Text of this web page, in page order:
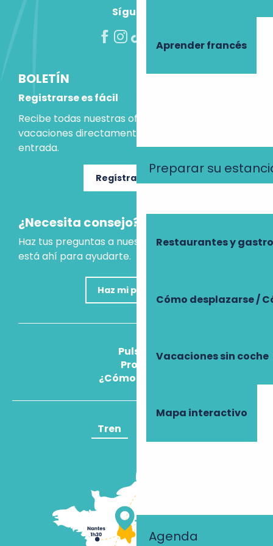
Aprender francés
Preparar su
Restaurantes y
Cómo desplazarse /
Vacaciones sin coche
Mapa interactivo
Agenda
Síguenos
BOLETÍN
Registrarse es fácil
Recibe todas nuestras ofertas e ideas para las
vacaciones directamente en tu bandeja de
entrada.
Regístrate ahora
¿Necesita consejo?
Haz tus preguntas a nuestro asistente virtual, que
está ahí para ayudarte.
Haz mi pregunta
Pulse
Pros
¿Cómo llegar?
Tren